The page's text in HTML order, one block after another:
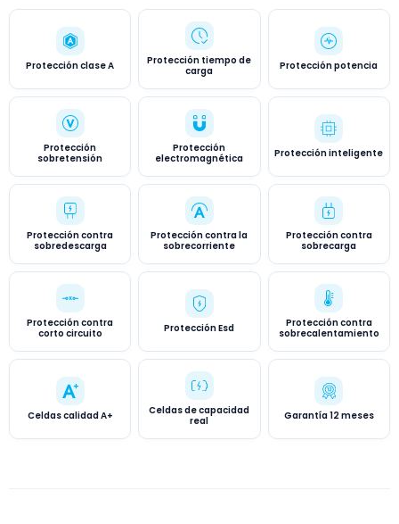
Protección clase A
Protección tiempo de
carga
Protección potencia
Protección
sobretensión
Protección
electromagnética
Protección inteligente
Protección contra
sobredescarga
Protección contra la
sobrecorriente
Protección contra
sobrecarga
Protección contra
corto circuito
Protección Esd
Protección contra
sobrecalentamiento
Celdas calidad A+
Celdas de capacidad
real
Garantía 12 meses